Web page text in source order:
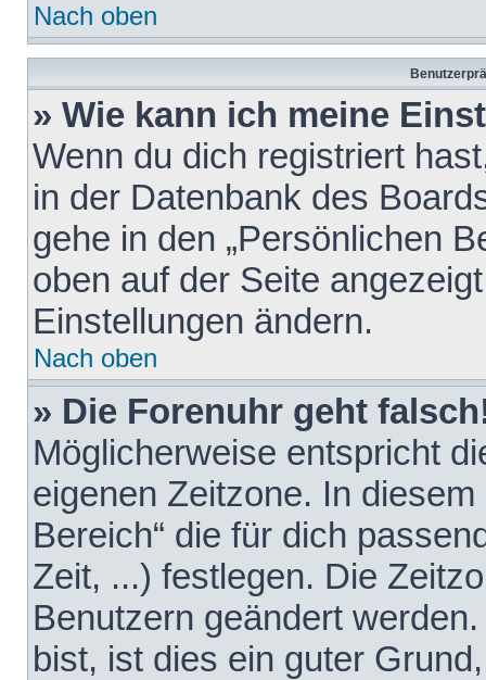
Nach oben
» Wie kann ich meine
Wenn du dich registriert
in der Datenbank des
gehe in den „Persönlichen
oben auf der Seite
Einstellungen ändern.
Nach oben
» Die Forenuhr geht
Möglicherweise entspricht
eigenen Zeitzone. In
Bereich“ die für dich
Zeit, ...) festlegen. Die
Benutzern geändert
bist, ist dies ein guter